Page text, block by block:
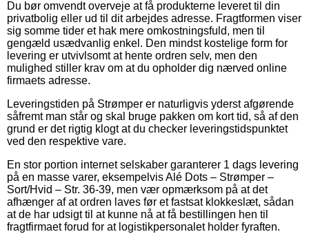
Du bør omvendt overveje at få produkterne leveret til din
privatbolig eller ud til dit arbejdes adresse. Fragtformen viser
sig somme tider et hak mere omkostningsfuld, men til
gengæld usædvanlig enkel. Den mindst kostelige form for
levering er utvivlsomt at hente ordren selv, men den
mulighed stiller krav om at du opholder dig nærved online
firmaets adresse.
Leveringstiden på Strømper er naturligvis yderst afgørende
såfremt man står og skal bruge pakken om kort tid, så af den
grund er det rigtig klogt at du checker leveringstidspunktet
ved den respektive vare.
En stor portion internet selskaber garanterer 1 dags levering
på en masse varer, eksempelvis Alé Dots – Strømper –
Sort/Hvid – Str. 36-39, men vær opmærksom på at det
afhænger af at ordren laves før et fastsat klokkeslæt, sådan
at de har udsigt til at kunne nå at få bestillingen hen til
fragtfirmaet forud for at logistikpersonalet holder fyraften.